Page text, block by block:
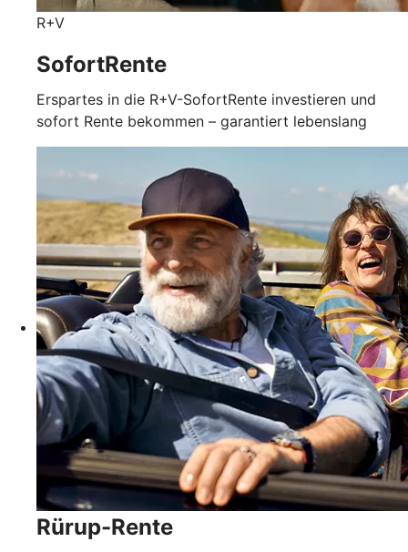
R+V
SofortRente
Erspartes in die R+V-SofortRente investieren und
sofort Rente bekommen – garantiert lebenslang
Rürup-Rente